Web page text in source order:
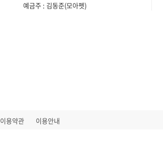
예금주 : 김동준(모아펫)
이용약관 이용안내